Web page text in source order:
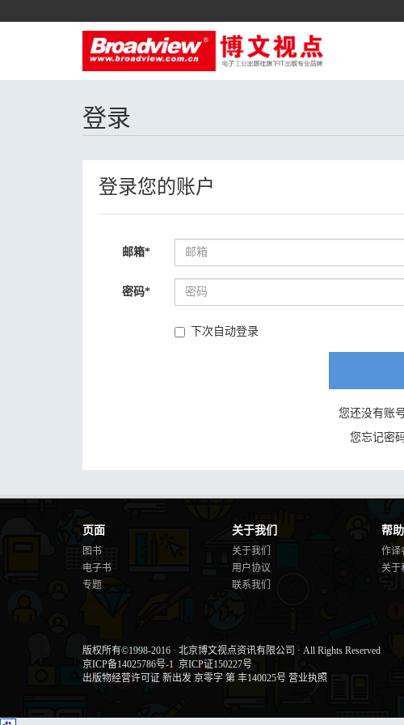
登录
登录您的账户
邮箱*
密码*
下次自动登录
您还没有账
您忘记密
页面
图书
电子书
专题
关于我们
关于我们
用户协议
联系我们
帮助
作译
关于
版权所有©1998-2016 · 北京博文视点资讯有限公司 · All Rights Reserved
京ICP备14025786号-1 京ICP证150227号
出版物经营许可证 新出发 京零字 第 丰140025号 营业执照